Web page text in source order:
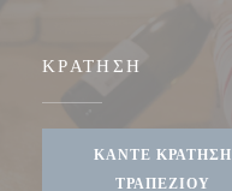
ΚΡΆΤΗΣΗ
ΚΆΝΤΕ ΚΡΆΤΗΣΗ
ΤΡΑΠΕΖΙΟΎ